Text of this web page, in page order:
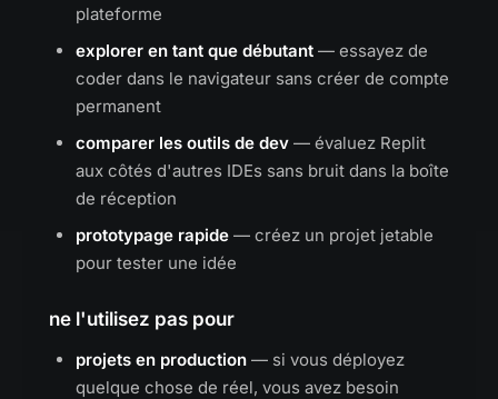
plateforme
explorer en tant que débutant — essayez de
coder dans le navigateur sans créer de compte
permanent
comparer les outils de dev — évaluez Replit
aux côtés d'autres IDEs sans bruit dans la boîte
de réception
prototypage rapide — créez un projet jetable
pour tester une idée
ne l'utilisez pas pour
projets en production — si vous déployez
quelque chose de réel, vous avez besoin